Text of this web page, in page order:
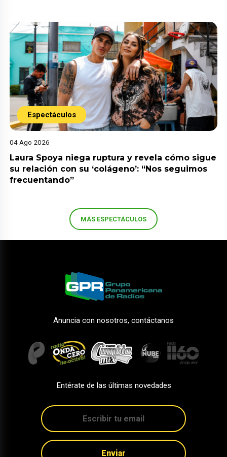
Espectáculos
04 Ago 2026
Laura Spoya niega ruptura y revela cómo sigue
su relación con su ‘colágeno’: “Nos seguimos
frecuentando”
MÁS ESPECTÁCULOS
Anuncia con nosotros, contáctanos
Entérate de las últimas novedades
Enviar